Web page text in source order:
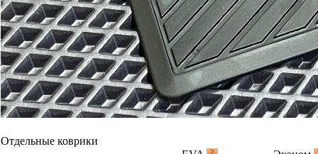
В корзину
Багажник
EVA
Эконом
Ковер
багажника
индивидуально 2050 руб/
кв.м.
кв.м.
В корзину
Вышивка
Примеры вышивки